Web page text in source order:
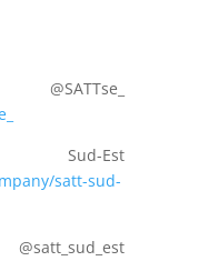
Sud-Est
satt-sud-